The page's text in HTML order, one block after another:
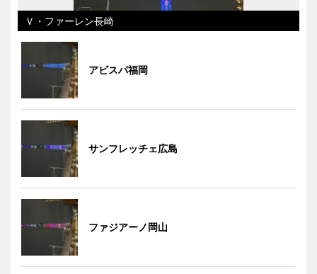
Ｖ・ファーレン長崎
アビスパ福岡
サンフレッチェ広島
ファジアーノ岡山